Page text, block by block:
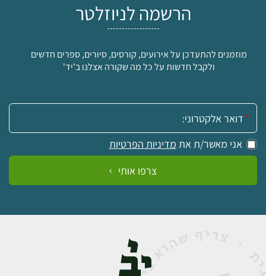
הרשמה לניוזלטר
מוזמנים להתעדכן על אירועים, קורסים, סיורים, ספרים חדשים
ולקבל חדשות על כל מה שקורה אצלנו ב'יד'
אימייל:
אני מאשר/ת את מדיניות הפרטיות
צרפו אותי